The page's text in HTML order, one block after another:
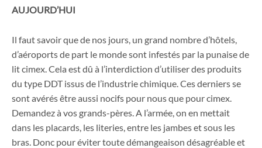
AUJOURD’HUI
Il faut savoir que de nos jours, un grand nombre d’hôtels,
d’aéroports de part le monde sont infestés par la punaise de
lit cimex. Cela est dû à l’interdiction d’utiliser des produits
du type DDT issus de l’industrie chimique. Ces derniers se
sont avérés être aussi nocifs pour nous que pour cimex.
Demandez à vos grands-pères. A l’armée, on en mettait
dans les placards, les literies, entre les jambes et sous les
bras. Donc pour éviter toute démangeaison désagréable et